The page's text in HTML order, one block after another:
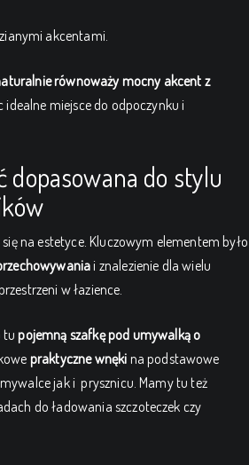
akcentami.
równoważy mocny akcent z
idealne miejsce do odpoczynku i
dopasowana do stylu
na estetyce. Kluczowym elementem było
i znalezienie dla wielu
w łazience.
tupojemną szafkę pod umywalką o
praktyczne wnęki na podstawowe
jak i prysznicu. Mamy tu też
do ładowania szczoteczek czy